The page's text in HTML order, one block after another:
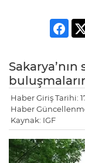
Haber Giriş Tarihi:
Haber
Kaynak: IGF